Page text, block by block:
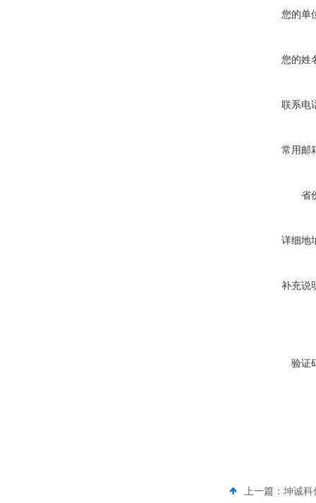
您的单
您的姓
联系电
常用邮
省
详细地
补充说
验证
上一篇： 坤诚科